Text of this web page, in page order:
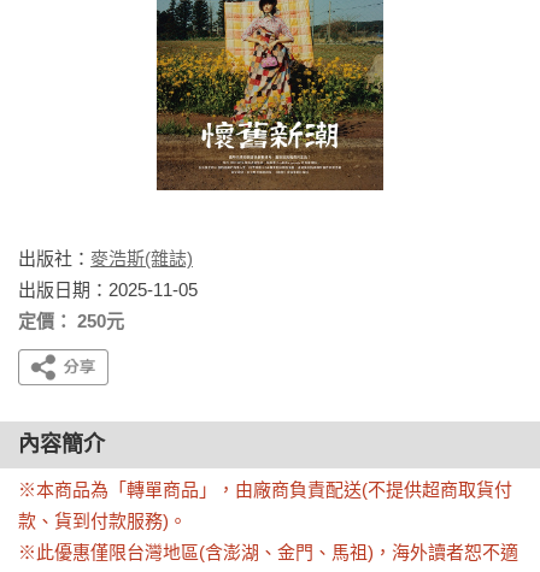
出版社： 麥浩斯(雜誌)
出版日期：2025-11-05
定價： 250元
內容簡介
※本商品為「轉單商品」，由廠商負責配送(不提供超商取貨付
款、貨到付款服務)。
※此優惠僅限台灣地區(含澎湖、金門、馬祖)，海外讀者恕不適